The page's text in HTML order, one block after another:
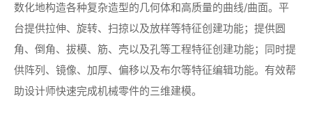
数化地构造各种复杂造型的几何体和高质量的曲线/曲面。平
台提供拉伸、旋转、扫掠以及放样等特征创建功能；提供圆
角、倒角、拔模、筋、壳以及孔等工程特征创建功能；同时提
供阵列、镜像、加厚、偏移以及布尔等特征编辑功能。有效帮
助设计师快速完成机械零件的三维建模。